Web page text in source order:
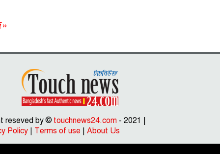
reseved by © touchnews24.com - 2021 |
Policy | Terms of use |About Us